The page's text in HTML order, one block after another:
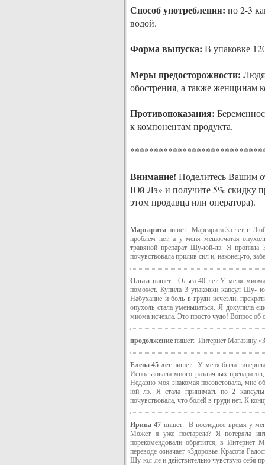
Способ употребления: по 2-3
водой.
Форма выпуска: В упаковке
Меры предосторожности:
обострения, а также женщинам
Противопоказания:
к компонентам продукта.
Внимание! Поделитесь Вашим
Юй Лэ» и получите 5% скидку
этом продавца или оператора).
Маргарита пишет: Маргарита 35 лет, г.
проблем нет, а у меня мешотчатая
травяной препарат Шу-юй-лэ. Я пропила 3
почувствовала прилив сил и, наконец-то,
Ольга пишет: Ольга 40 лет У меня миома
поможет. Купила 3 упаковки капсул Шу-
Набухание и боль в груди исчезли,
опухоль стала уменьшаться. Я докупила
миома исчезла. Это просто чудо! Вопрос об
продолжение пишет: Интернет Магазину
Елена 45 летпишет: У меня была
Использовала много различных
Недавно моя знакомая посоветовала, мне
юй лэ. Я стала принимать по 2
почувствовала, что болей в груди нет. К
Ирина 47 пишет: В последнее время у
Может я уже постарела? Я потеряла
порекомендовали обратится, в
переводе означает «Здоровье Красота
Шу-юл-ле и действительно чувствую себя